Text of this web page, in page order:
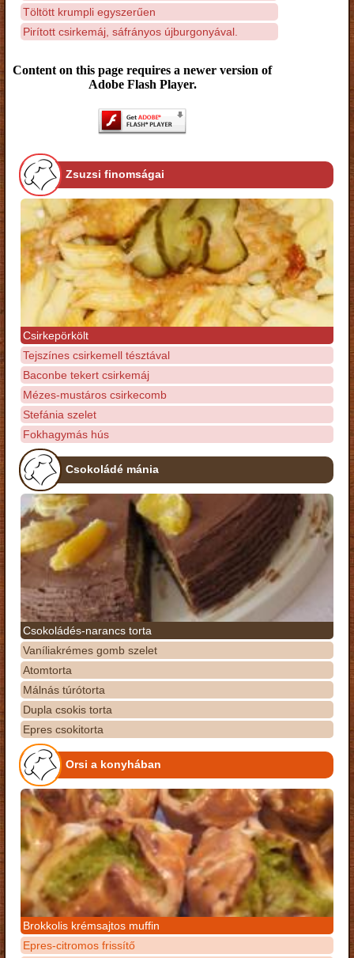
Töltött krumpli egyszerűen
Pirított csirkemáj, sáfrányos újburgonyával.
Content on this page requires a newer version of
Adobe Flash Player.
Zsuzsi finomságai
Csirkepörkölt
Tejszínes csirkemell tésztával
Baconbe tekert csirkemáj
Mézes-mustáros csirkecomb
Stefánia szelet
Fokhagymás hús
Csokoládé mánia
Csokoládés-narancs torta
Vaníliakrémes gomb szelet
Atomtorta
Málnás túrótorta
Dupla csokis torta
Epres csokitorta
Orsi a konyhában
Brokkolis krémsajtos muffin
Epres-citromos frissítő